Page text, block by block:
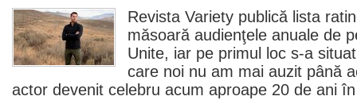
Revista Variety publică lista
măsoară audienţele anuale de
Unite, iar pe primul loc s-a
care noi nu am mai auzit până
actor devenit celebru acum aproape 20 de ani